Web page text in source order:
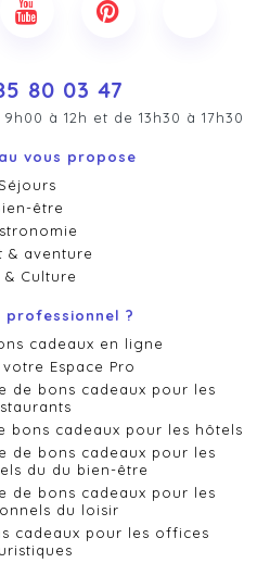
80 03 47
à 12h et de 13h30 à 17h30
vous propose
être
& aventure
& Culture
professionnel ?
cadeaux en ligne
Espace Pro
de bons cadeaux pour les
bons cadeaux pour les hôtels
de bons cadeaux pour les
du du bien-être
de bons cadeaux pour les
du loisir
cadeaux pour les offices